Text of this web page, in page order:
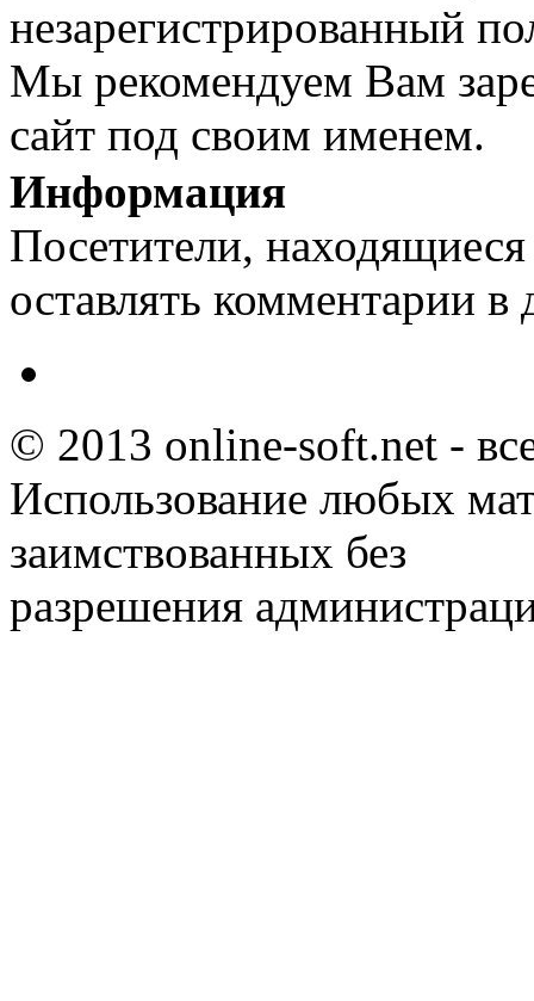
незарегистрированный
Мы рекомендуем Вам
сайт под своим именем.
Информация
Посетители,
оставлять комментарии в
© 2013 online-soft.net -
Использование любых
заимствованных без
разрешения